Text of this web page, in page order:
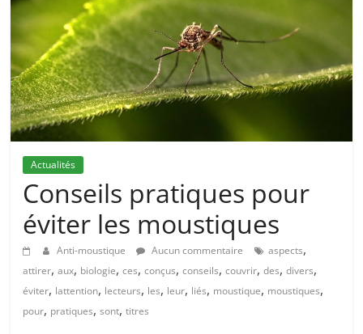
Actualités
Conseils pratiques pour
éviter les moustiques
Anti-moustique Aucun commentaire aspects,
attirer,aux, biologie,ces,conçus,conseils,couvrir,des,divers,
éviter, lattention, lecteurs, les, leur, liés, moustique, moustiques,
pour, pratiques,sont,titres